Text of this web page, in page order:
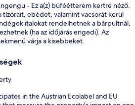
- Ez a(z) büféétterem kertre néző.
ebédet, valamint vacsorát kerül
italokat rendelhetnek a bárpultnál,
(ha az időjárás engedi). Az
várja a kisebbeket.
in the Austrian Ecolabel and EU